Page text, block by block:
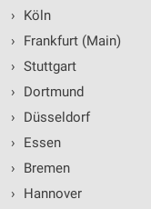
›
Köln
›
Frankfurt (Main)
› Stuttgart
›
Dortmund
›
Düsseldorf
›
Essen
›
Bremen
›
Hannover